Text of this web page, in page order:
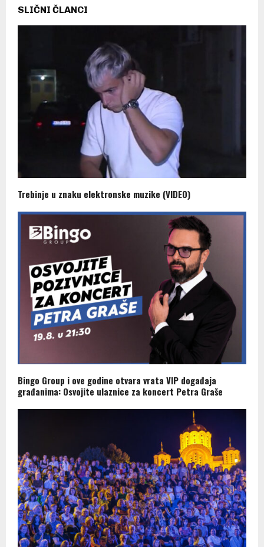
SLIČNI ČLANCI
Trebinje u znaku elektronske muzike (VIDEO)
Bingo Group i ove godine otvara vrata VIP događaja
građanima: Osvojite ulaznice za koncert Petra Graše